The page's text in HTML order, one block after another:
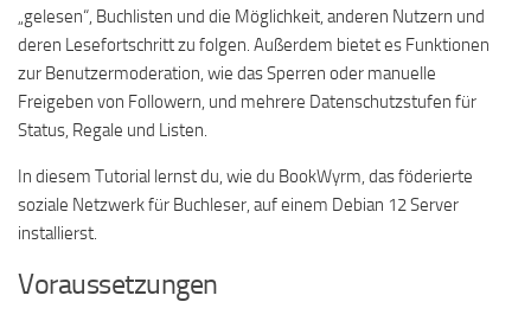
„gelesen“, Buchlisten und die Möglichkeit, anderen Nutzern und
deren Lesefortschritt zu folgen. Außerdem bietet es Funktionen
zur Benutzermoderation, wie das Sperren oder manuelle
Freigeben von Followern, und mehrere Datenschutzstufen für
Status, Regale und Listen.
In diesem Tutorial lernst du, wie du BookWyrm, das föderierte
soziale Netzwerk für Buchleser, auf einem Debian 12 Server
installierst.
Voraussetzungen